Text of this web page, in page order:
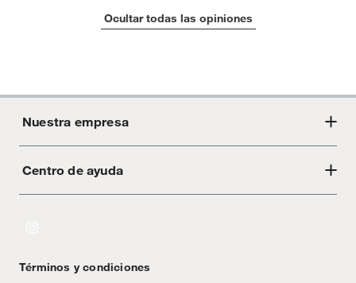
Ocultar todas las opiniones
Nuestra empresa
Acerca de Crate
Centro de ayuda
Términos y condiciones